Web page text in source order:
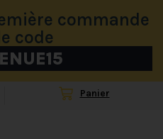
commande
code